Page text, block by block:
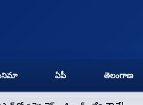
ఏపీ తెలంగాణ